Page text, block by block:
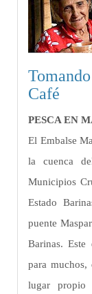
Tomando
Café
PESCA EN
El Embalse
la cuenca
Municipios
Estado
puente
Barinas.
para muchos,
lugar propio